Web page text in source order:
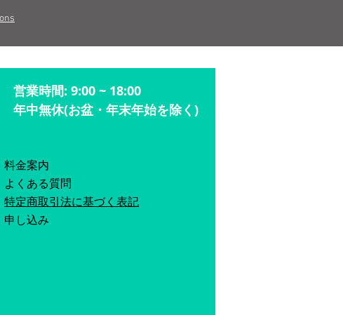
営業時間: 9:00 ~ 18:00
​年中無休(お盆・年末年始を除く)
料金案内
​よくある質問
特定商取引法に基づく表記
​申し込み